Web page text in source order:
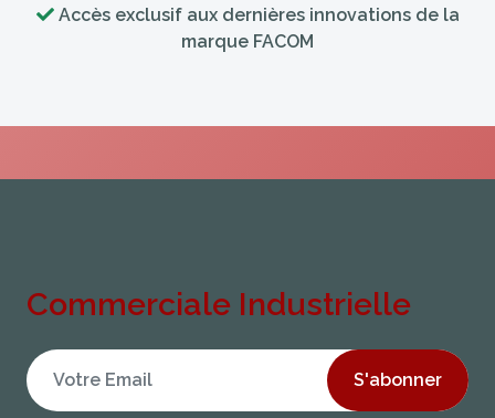
Accès exclusif aux dernières innovations de la
marque FACOM
Commerciale Industrielle
S'abonner